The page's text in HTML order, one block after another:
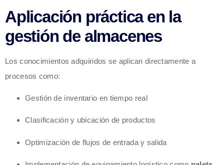
Aplicación práctica en la
gestión de almacenes
Los conocimientos adquiridos se aplican directamente a
procesos como:
Gestión de inventario en tiempo real
Clasificación y ubicación de productos
Optimización de flujos de entrada y salida